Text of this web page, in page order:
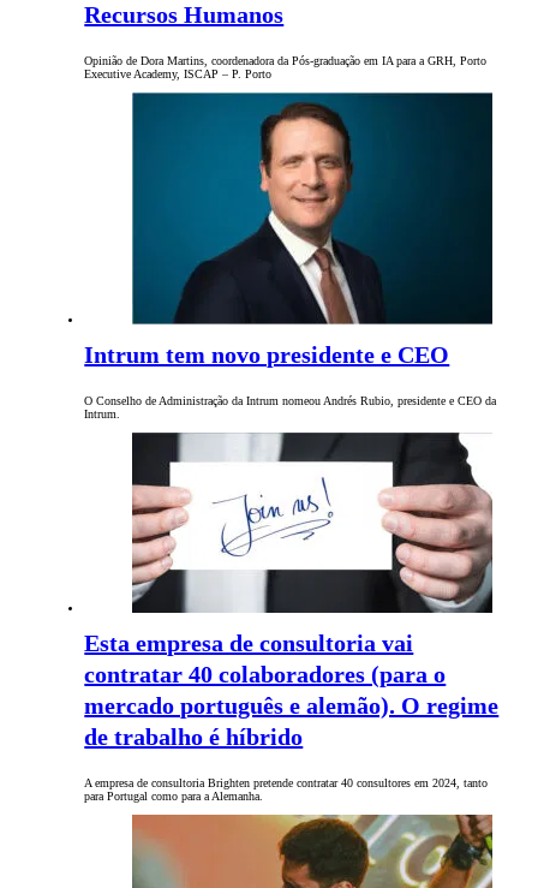
Recursos Humanos
Opinião de Dora Martins, coordenadora da Pós-graduação em IA para a GRH, Porto
Executive Academy, ISCAP – P. Porto
Intrum tem novo presidente e CEO
O Conselho de Administração da Intrum nomeou Andrés Rubio, presidente e CEO da
Intrum.
Esta empresa de consultoria vai
contratar 40 colaboradores (para o
mercado português e alemão). O regime
de trabalho é híbrido
A empresa de consultoria Brighten pretende contratar 40 consultores em 2024, tanto
para Portugal como para a Alemanha.